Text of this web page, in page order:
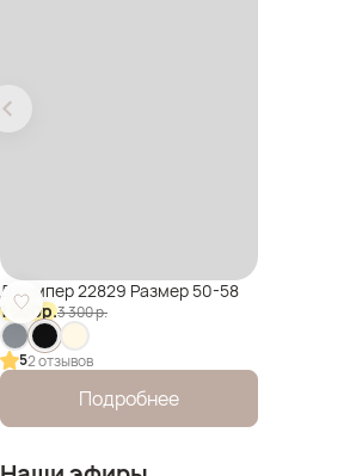
Джемпер 22829 Размер 50-58
1 650р.3 300р.
52 отзывов
Подробнее